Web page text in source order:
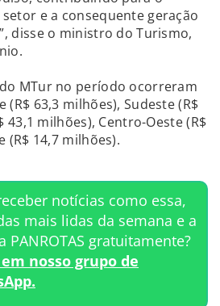
e a consequente geração
disse o ministro do Turismo,
MTur no período ocorreram
63,3 milhões), Sudeste (R$
43,1 milhões), Centro-Oeste (R$
(R$ 14,7 milhões).
notícias como essa,
mais lidas da semana e a
PANROTAS gratuitamente?
nosso grupo de